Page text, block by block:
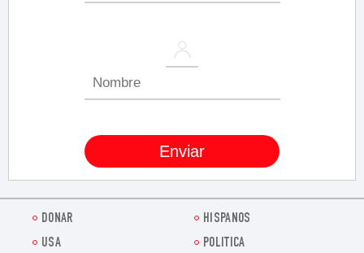
DONAR
HISPANOS
USA
POLITICA